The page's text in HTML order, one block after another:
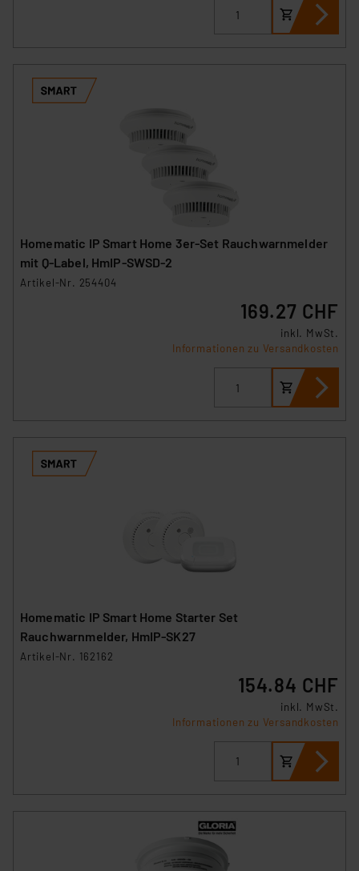
Unsere Kooperation mit diesen Dienstleistern stützt
sich auf die Standarddatenschutzklauseln der
insbesondere der Art der übermittelten Daten,
verbundenen Risiken.“
Datenschutzerklärung
Homematic IP Smart Home 3er-Set Rauchwarnmelder
mit Q-Label, HmIP-SWSD-2
Artikel-Nr. 254404
169.27 CHF
inkl. MwSt.
Informationen zu Versandkosten
Homematic IP Smart Home Starter Set
Rauchwarnmelder, HmIP-SK27
Artikel-Nr. 162162
154.84 CHF
inkl. MwSt.
Informationen zu Versandkosten